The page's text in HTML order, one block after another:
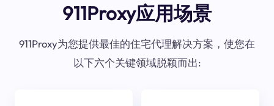
911Proxy应用场景
911Proxy为您提供最佳的住宅代理解决方案，使您在
以下六个关键领域脱颖而出: